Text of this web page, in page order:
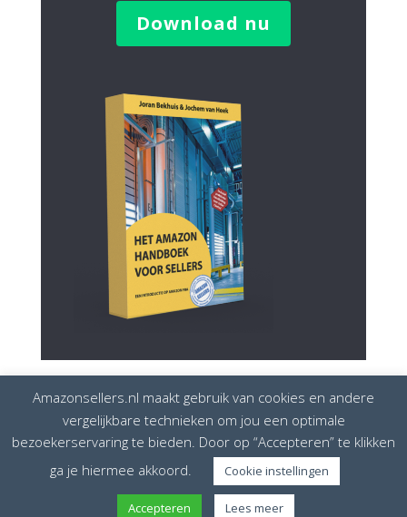
Download nu
Disclaimer Privacybeleid Cookiebeleid
Amazonsellers is onderdeel vanEuropean Seller
Amazonsellers.nl maakt gebruik van cookies en andere
vergelijkbare technieken om jou een optimale
bezoekerservaring te bieden. Door op “Accepteren” te klikken
ga je hiermee akkoord.
Cookie instellingen
Accepteren Lees meer